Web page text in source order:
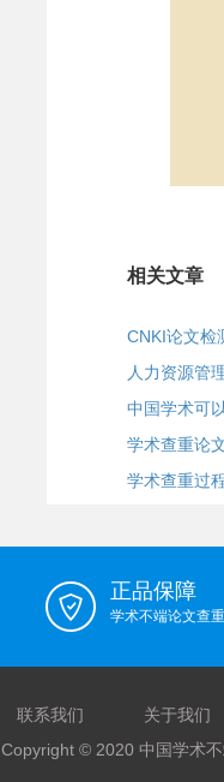
相关文章
CNKI论文检
人力资源管
中国学术可
学术查重论
学术查重过
正品保障
学术不端论文查
联系我们
关于我们
Copyright © 2020 中国学术